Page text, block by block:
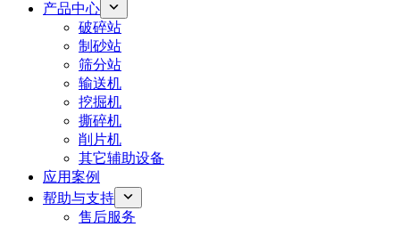
产品中心
破碎站
制砂站
筛分站
输送机
挖掘机
撕碎机
削片机
其它辅助设备
应用案例
帮助与支持
售后服务